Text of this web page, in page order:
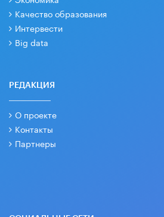
Качество образования
Интервести
Big data
РЕДАКЦИЯ
О проекте
Контакты
Партнеры